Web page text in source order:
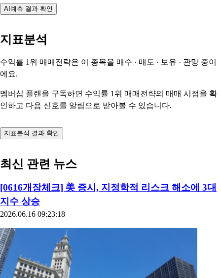
AI예측 결과 확인
지표분석
수익률 1위 매매전략은 이 종목을 매수 · 매도 · 보유 · 관망 중이
에요.
멤버십 플랜을 구독하면 수익률 1위 매매전략의 매매 시점을 확
인하고 다음 신호를 알림으로 받아볼 수 있습니다.
지표분석 결과 확인
최신 관련 뉴스
[0616개장체크] 美 증시, 지정학적 리스크 해소에 3대
지수 상승
2026.06.16 09:23:18